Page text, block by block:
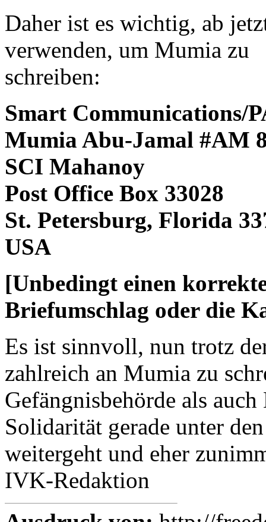
Daher ist es wichtig, ab
verwenden, um Mumia zu
schreiben:
Smart Communications/
Mumia Abu-Jamal #AM
SCI Mahanoy
Post Office Box 33028
St. Petersburg, Florida
USA
[Unbedingt einen
Briefumschlag oder die
Es ist sinnvoll, nun trotz
zahlreich an Mumia zu
Gefängnisbehörde als
Solidarität gerade unter
weitergeht und eher
IVK-Redaktion